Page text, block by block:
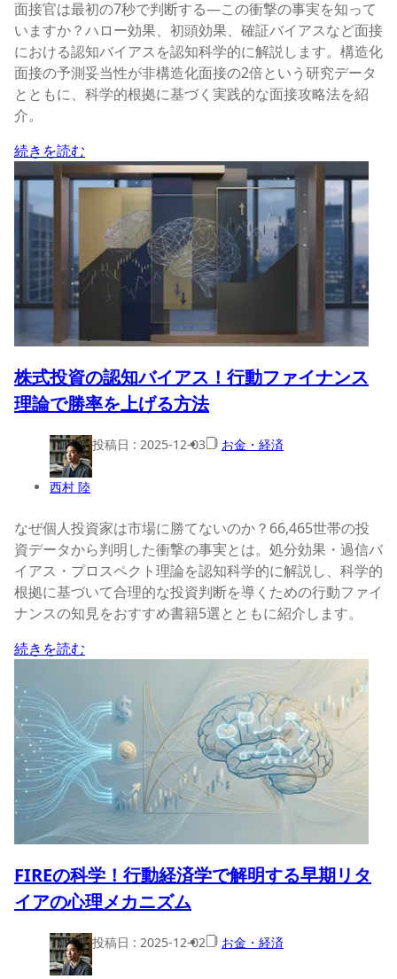
面接官は最初の7秒で判断する—この衝撃の事実を知って
いますか？ハロー効果、初頭効果、確証バイアスなど面接
における認知バイアスを認知科学的に解説します。構造化
面接の予測妥当性が非構造化面接の2倍という研究データ
とともに、科学的根拠に基づく実践的な面接攻略法を紹
介。
続きを読む
株式投資の認知バイアス！行動ファイナンス
理論で勝率を上げる方法
西村 陸
投稿日 : 2025-12-03 お金・経済
なぜ個人投資家は市場に勝てないのか？66,465世帯の投
資データから判明した衝撃の事実とは。処分効果・過信バ
イアス・プロスペクト理論を認知科学的に解説し、科学的
根拠に基づいて合理的な投資判断を導くための行動ファイ
ナンスの知見をおすすめ書籍5選とともに紹介します。
続きを読む
FIREの科学！行動経済学で解明する早期リタ
イアの心理メカニズム
投稿日 : 2025-12-02 お金・経済